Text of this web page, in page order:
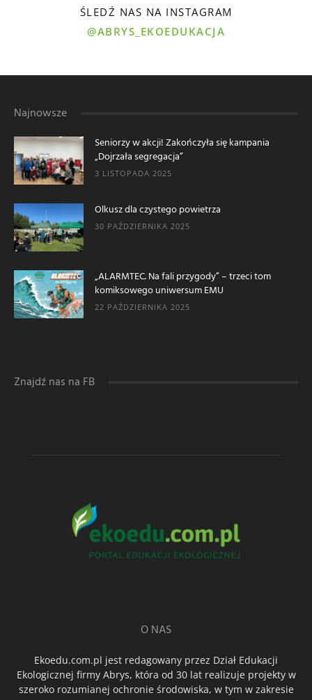
ŚLEDŹ NAS NA INSTAGRAM
@ABRYS_EKOEDUKACJA
Najnowsze
Seniorzy w akcji! Zakończyła się kampania
„Dojrzała segregacja”
3 LISTOPADA 2025
Olkusz dla czystego powietrza
30 PAŹDZIERNIKA 2025
„ALARMTEC. Na fali przygody” – trzeci tom
komiksowego uniwersum EMU
22 PAŹDZIERNIKA 2025
Znajdź nas na FB
O NAS
Ekoedu.com.pl jest redagowany przez Dział Edukacji
Ekologicznej firmy Abrys, która od 30 lat realizuje projekty w
szeroko rozumianej ochronie środowiska, w tym w zakresie